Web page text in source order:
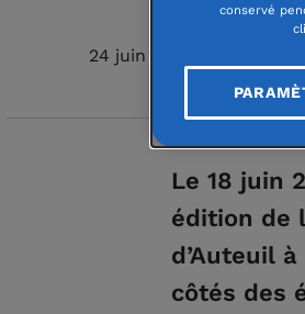
24 juin 2025
Le 18 juin
édition de
d’Auteuil
côtés des
conservé